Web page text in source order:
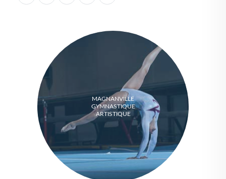
MAGNANVILLE
GYMNASTIQUE
ARTISTIQUE